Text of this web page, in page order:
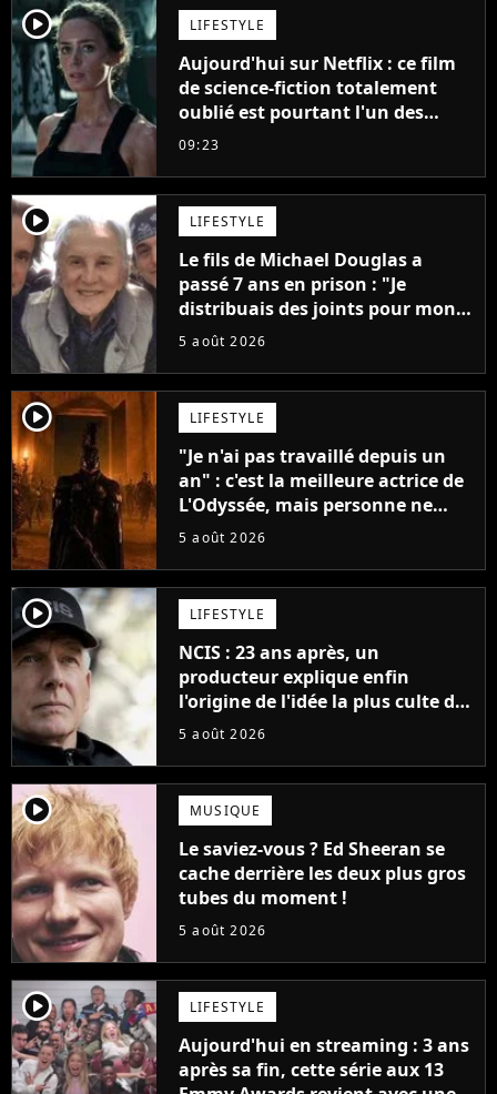
player2 LIFESTYLE
Aujourd'hui sur Netflix : ce film
de science-fiction totalement
oublié est pourtant l'un des
meilleurs des années 2010
09:23
player2 LIFESTYLE
Le fils de Michael Douglas a
passé 7 ans en prison : "Je
distribuais des joints pour mon
père"
5 août 2026
player2 LIFESTYLE
"Je n'ai pas travaillé depuis un
an" : c'est la meilleure actrice de
L'Odyssée, mais personne ne
veut lui donner de rôle au
5 août 2026
player2 LIFESTYLE
NCIS : 23 ans après, un
producteur explique enfin
l'origine de l'idée la plus culte de
la série (et on ne parle pas du
5 août 2026
player2 MUSIQUE
Le saviez-vous ? Ed Sheeran se
cache derrière les deux plus gros
tubes du moment !
5 août 2026
player2 LIFESTYLE
Aujourd'hui en streaming : 3 ans
après sa fin, cette série aux 13